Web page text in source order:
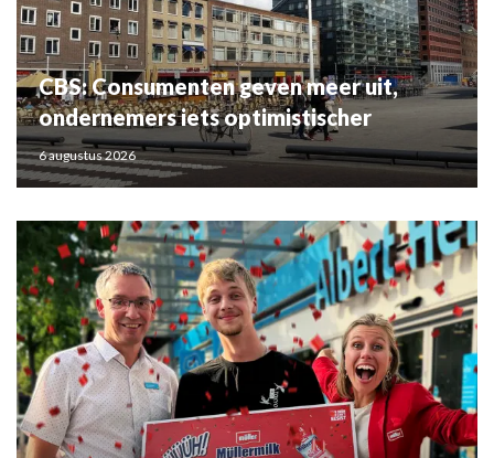
CBS: Consumenten geven meer uit,
ondernemers iets optimistischer
6 augustus 2026